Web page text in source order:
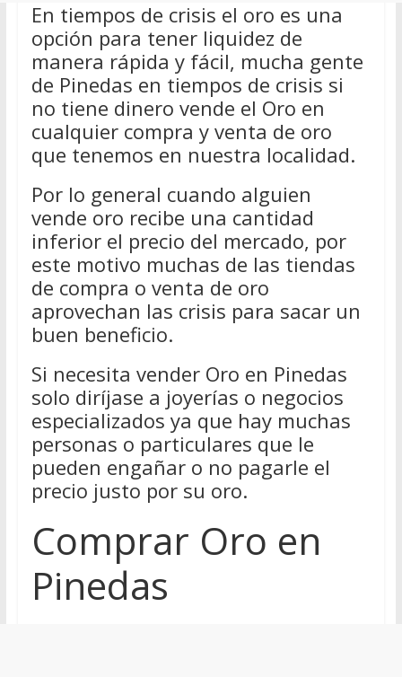
En tiempos de crisis el oro es una
opción para tener liquidez de
manera rápida y fácil, mucha gente
de Pinedas en tiempos de crisis si
no tiene dinero vende el Oro en
cualquier compra y venta de oro
que tenemos en nuestra localidad.
Por lo general cuando alguien
vende oro recibe una cantidad
inferior el precio del mercado, por
este motivo muchas de las tiendas
de compra o venta de oro
aprovechan las crisis para sacar un
buen beneficio.
Si necesita vender Oro en Pinedas
solo diríjase a joyerías o negocios
especializados ya que hay muchas
personas o particulares que le
pueden engañar o no pagarle el
precio justo por su oro.
Comprar Oro en
Pinedas